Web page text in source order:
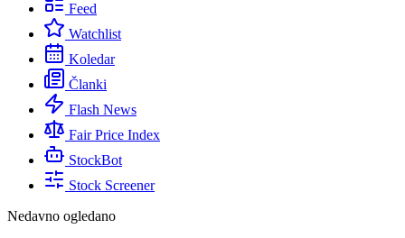
Feed
Watchlist
Koledar
Članki
Flash News
Fair Price Index
StockBot
Stock Screener
Nedavno ogledano